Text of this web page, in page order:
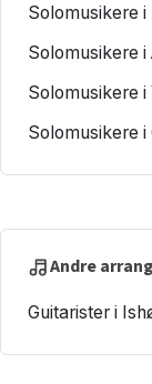
Solomusikere i
Solomusikere
Solomusikere i
Solomusikere i
Andre
Guitarister i